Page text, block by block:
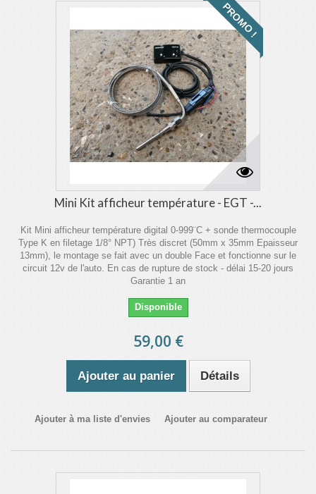
PROMO !
Mini Kit afficheur température - EGT -...
Kit Mini afficheur température digital 0-999¨C + sonde thermocouple
Type K en filetage 1/8° NPT) Très discret (50mm x 35mm Epaisseur
13mm), le montage se fait avec un double Face et fonctionne sur le
circuit 12v de l'auto. En cas de rupture de stock - délai 15-20 jours
Garantie 1 an
Disponible
59,00 €
Ajouter au panier Détails
Ajouter à ma liste d'envies Ajouter au comparateur